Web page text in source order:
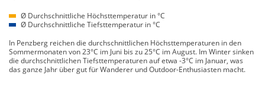
Ø Durchschnittliche Höchsttemperatur in °C
Ø Durchschnittliche Tiefsttemperatur in °C
In Penzberg reichen die durchschnittlichen Höchsttemperaturen in den
Sommermonaten von 23°C im Juni bis zu 25°C im August. Im Winter sinken
die durchschnittlichen Tiefsttemperaturen auf etwa -3°C im Januar, was
das ganze Jahr über gut für Wanderer und Outdoor-Enthusiasten macht.